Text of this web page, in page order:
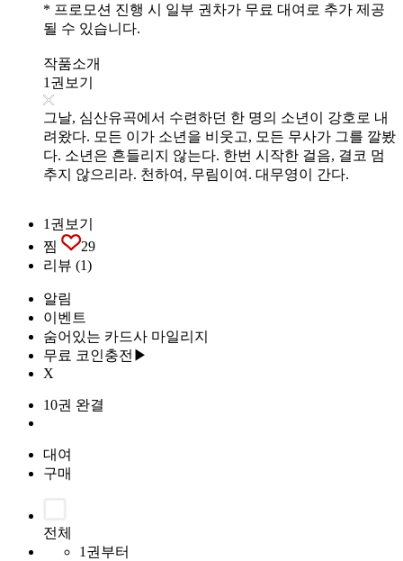
* 프로모션 진행 시 일부 권차가 무료 대여로 추가 제공
될 수 있습니다.
작품소개
1권보기
그날, 심산유곡에서 수련하던 한 명의 소년이 강호로 내
려왔다. 모든 이가 소년을 비웃고, 모든 무사가 그를 깔봤
다. 소년은 흔들리지 않는다. 한번 시작한 걸음, 결코 멈
추지 않으리라. 천하여, 무림이여. 대무영이 간다.
1권보기
찜
29
리뷰 (1)
알림
이벤트
숨어있는 카드사 마일리지
무료 코인충전▶
X
10권 완결
대여
구매
전체
1권부터